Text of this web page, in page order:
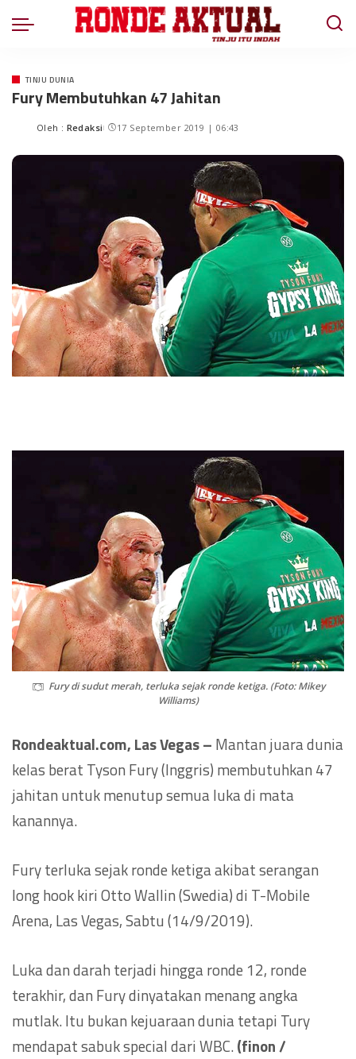
TINJU DUNIA
Fury Membutuhkan 47 Jahitan
Oleh : Redaksi 17 September 2019 | 06:43
Fury di sudut merah, terluka sejak ronde ketiga. (Foto: Mikey
Williams)
Rondeaktual.com, Las Vegas – Mantan juara dunia
kelas berat Tyson Fury (Inggris) membutuhkan 47
jahitan untuk menutup semua luka di mata
kanannya.
Fury terluka sejak ronde ketiga akibat serangan
long hook kiri Otto Wallin (Swedia) di T-Mobile
Arena, Las Vegas, Sabtu (14/9/2019).
Luka dan darah terjadi hingga ronde 12, ronde
terakhir, dan Fury dinyatakan menang angka
mutlak. Itu bukan kejuaraan dunia tetapi Tury
mendapat sabuk special dari WBC.(finon /